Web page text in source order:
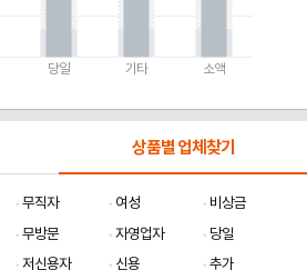
당일 기타 소액
상품별 업체찾기
무직자 여성
비상금
무방문 자영업자
당일
저신용자 신용
추가